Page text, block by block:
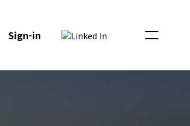
Sign-in